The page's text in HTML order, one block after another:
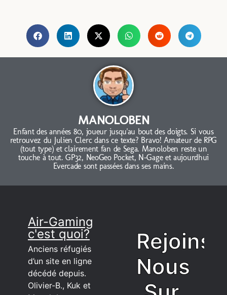
MANOLOBEN
Enfant des années 80, joueur jusqu'au bout des doigts. Si vous
retrouvez du Julien Clerc dans ce texte? Bravo! Amateur de RPG
(tout type) et clairement fan de Sega. Manoloben reste un
touche à tout. GP32, NeoGeo Pocket, N-Gage et aujourdhui
Evercade sont passées dans ses mains.
Air-Gaming
c'est quoi?
Anciens réfugiés
d’un site en ligne
décédé depuis.
Olivier-B., Kuk et
Rejoins
Nous